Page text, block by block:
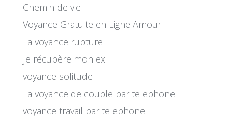
Chemin de vie
Voyance Gratuite en Ligne Amour
La voyance rupture
Je récupère mon ex
voyance solitude
La voyance de couple par telephone
voyance travail par telephone